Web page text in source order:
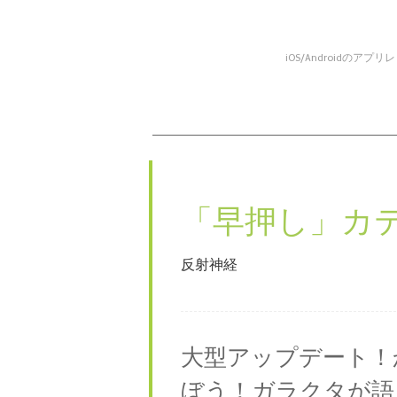
iOS/Androidのアプリ
メニュー
「早押し」カ
反射神経
大型アップデート
ぼう！ガラクタが